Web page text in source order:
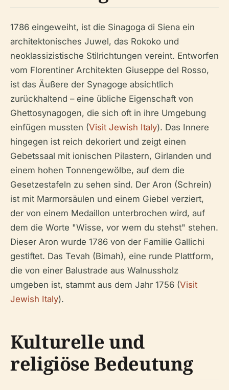
1786 eingeweiht, ist die Sinagoga di Siena ein
architektonisches Juwel, das Rokoko und
neoklassizistische Stilrichtungen vereint. Entworfen
vom Florentiner Architekten Giuseppe del Rosso,
ist das Äußere der Synagoge absichtlich
zurückhaltend – eine übliche Eigenschaft von
Ghettosynagogen, die sich oft in ihre Umgebung
einfügen mussten (Visit Jewish Italy). Das Innere
hingegen ist reich dekoriert und zeigt einen
Gebetssaal mit ionischen Pilastern, Girlanden und
einem hohen Tonnengewölbe, auf dem die
Gesetzestafeln zu sehen sind. Der Aron (Schrein)
ist mit Marmorsäulen und einem Giebel verziert,
der von einem Medaillon unterbrochen wird, auf
dem die Worte "Wisse, vor wem du stehst" stehen.
Dieser Aron wurde 1786 von der Familie Gallichi
gestiftet. Das Tevah (Bimah), eine runde Plattform,
die von einer Balustrade aus Walnussholz
umgeben ist, stammt aus dem Jahr 1756 (Visit
Jewish Italy).
Kulturelle und
religiöse Bedeutung